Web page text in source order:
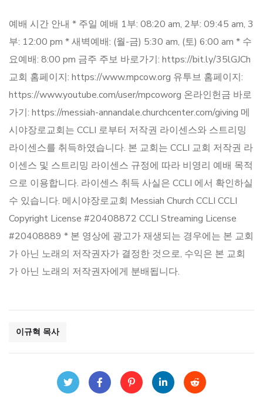
예배 시간 안내 * 주일 예배 1부: 08:20 am, 2부: 09:45 am, 3
부: 12:00 pm * 새벽예배: (월-금) 5:30 am, (토) 6:00 am * 수
요예배: 8:00 pm 금주 주보 바로가기: https://bit.ly/35lGJCh
교회 홈페이지: https://www.mpcow.org 유투브 홈페이지:
https://www.youtube.com/user/mpcoworg 온라인헌금 바로
가기: https://messiah-annandale.churchcenter.com/giving 메
시야장로교회는 CCLI 로부터 저작권 라이센스와 스트리밍
라이센스를 취득하였습니다. 본 교회는 CCLI 교회 저작권 라
이센스 및 스트리밍 라이센스 규정에 따라 비영리 예배 목적
으로 이용합니다. 라이센스 취득 사실은 CCLI 에서 확인하실
수 있습니다. 메시야장로교회 Messiah Church CCLI CCLI
Copyright License #20408872 CCLI Streaming License
#20408889 * 본 영상에 광고가 재생되는 경우에는 본 교회
가 아닌 노래의 저작권자가 결정한 것으로, 수익은 본 교회
가 아닌 노래의 저작권자에게 분배됩니다.
이규혁 목사